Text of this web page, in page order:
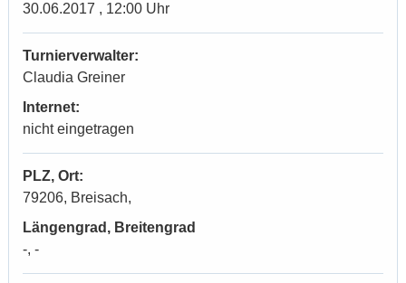
30.06.2017 , 12:00 Uhr
Turnierverwalter:
Claudia Greiner
Internet:
nicht eingetragen
PLZ, Ort:
79206, Breisach,
Längengrad, Breitengrad
-, -